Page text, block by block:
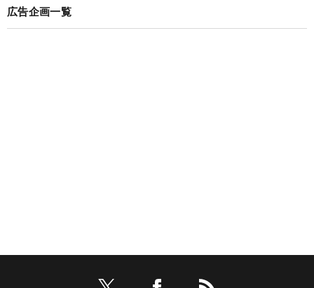
広告企画一覧